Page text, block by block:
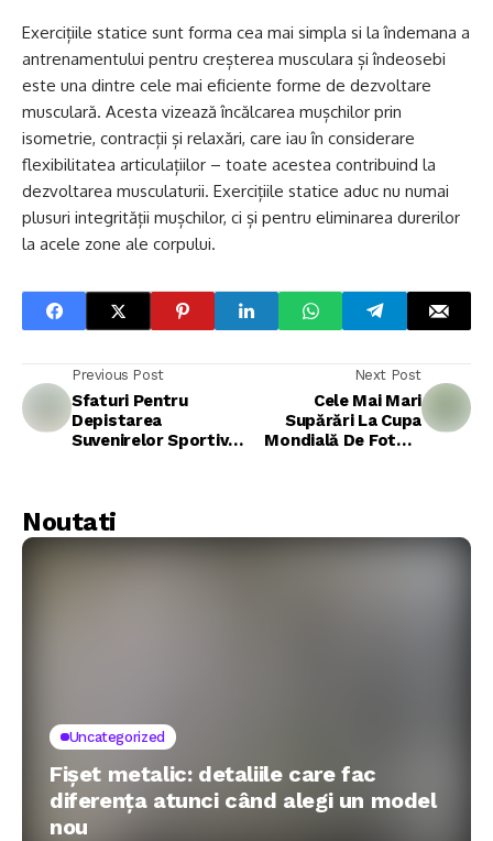
Exercițiile statice sunt forma cea mai simpla si la îndemana a
antrenamentului pentru creșterea musculara și îndeosebi
este una dintre cele mai eficiente forme de dezvoltare
musculară. Acesta vizează încălcarea mușchilor prin
isometrie, contracții și relaxări, care iau în considerare
flexibilitatea articulațiilor – toate acestea contribuind la
dezvoltarea musculaturii. Exercițiile statice aduc nu numai
plusuri integrității mușchilor, ci și pentru eliminarea durerilor
la acele zone ale corpului.
Previous Post
Sfaturi Pentru
Depistarea
Suvenirelor Sportive
Next Post
Cele Mai Mari
Supărări La Cupa
Mondială De Fotbal
Noutati
Uncategorized
Fișet metalic: detaliile care fac
diferența atunci când alegi un model
nou